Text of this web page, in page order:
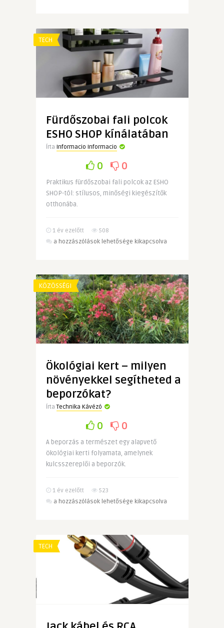
Ingatlan
Tender
kínálatában
TECH
Fürdőszobai fali polcok
ESHO SHOP kínálatában
Írta Informacio Informacio
0 0
Praktikus fürdőszobai fali polcok az ESHO
SHOP-tól: stílusos, minőségi kiegészítők
otthonába.
1 év ezelőtt
508
Fürdőszobai
ESHO
SHOP
kínálatában
bejegyzéshez
a hozzászólások lehetősége kikapcsolva
KÖZÖSSÉGI
Ökológiai kert – milyen
növényekkel segítheted a
beporzókat?
ÍrtaTechnika Kávézó
0 0
A beporzás a természet egy alapvető
ökológiai kerti folyamata, amelynek
kulcsszereplői a beporzók.
1 év ezelőtt
523
Ökológiai
milyen
növényekkel
segítheted
a hozzászólások lehetősége kikapcsolva
TECH